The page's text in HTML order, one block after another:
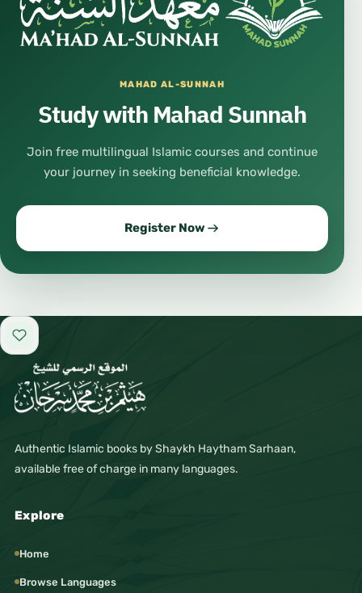
MAHAD AL-SUNNAH
Study with Mahad Sunnah
Join free multilingual Islamic courses and continue
your journey in seeking beneficial knowledge.
Register Now
Add to favorites
Authentic Islamic books by Shaykh Haytham Sarhaan,
available free of charge in many languages.
Explore
Home
Browse Languages